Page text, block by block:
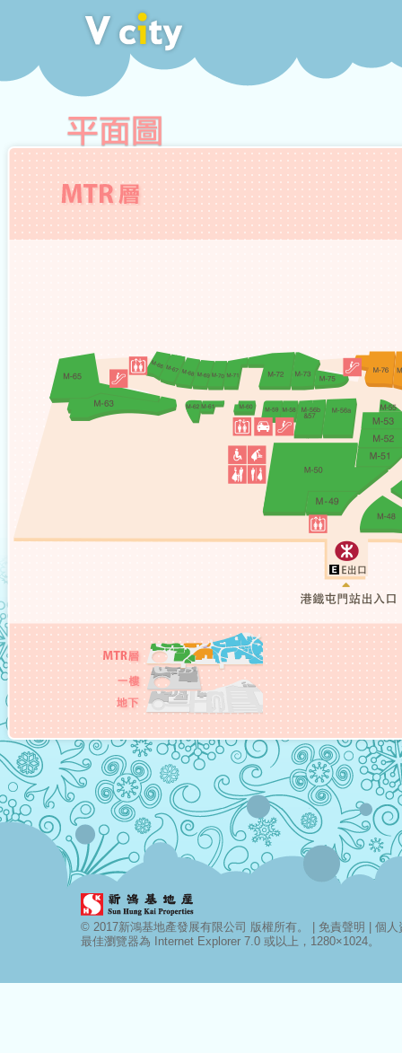
© 2017新鴻基地產發展有限公司 版權所有。 | 免責聲明
個人
最佳瀏覽器為 Internet Explorer 7.0 或以上，1280×1024。